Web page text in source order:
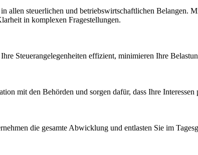
allen steuerlichen und betriebswirtschaftlichen
in komplexen Fragestellungen.
Steuerangelegenheiten effizient, minimieren Ihre
mit den Behörden und sorgen dafür, dass Ihre Interessen
die gesamte Abwicklung und entlasten Sie im